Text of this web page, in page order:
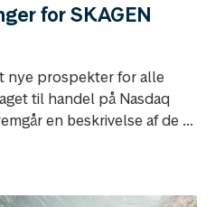
for SKAGEN
nye prospekter for alle
til handel på Nasdaq
en beskrivelse af de ...